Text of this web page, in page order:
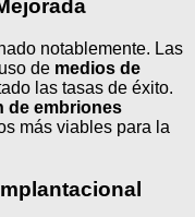
notablemente. Las
de medios de
las tasas de éxito.
de embriones
más viables para la